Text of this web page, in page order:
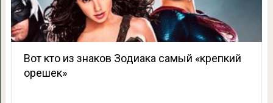
Вот кто из знаков Зодиака самый «крепкий
орешек»